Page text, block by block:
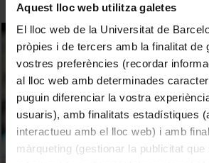
Aquest lloc web utilitza galetes
El lloc web de la Universitat de
pròpies i de tercers amb la finalitat de
vostres preferències (recordar
al lloc web amb determinades
puguin diferenciar la vostra
usuaris), amb finalitats estadístiques
interactueu amb el lloc web) i amb
màrqueting (gestionar la publicitat que